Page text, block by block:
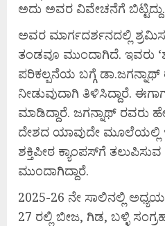
ಅದು ಅವರ ವಿವೇಚನೆಗೆ ಬಿಟ್ಟಿದ್ದು.
ಅವರ ಮಾರ್ಗದರ್ಶನದಲ್ಲಿ
ತಂಡವೂ ಮುಂದಾಗಿದೆ. ಇವರು
ಪರಿಕಲ್ಪನೆಯ ಬಗ್ಗೆ
ನೀಡುವುದಾಗಿ ತಿಳಿಸಿದ್ದಾರೆ.
ಮಾಡಿದ್ದಾರೆ. ಜಗನ್ನಾಥ್ ರವರು
ದೇಶದ ಯಾವುದೇ ಮೂಲೆಯಲ್ಲಿ
ಶಕ್ತಿಪೀಠ ಕ್ಯಾಂಪಸ್‌ಗೆ
ಮುಂದಾಗಿದ್ದಾರೆ.
2025-26 ನೇ ಸಾಲಿನಲ್ಲಿ
27 ರಲ್ಲಿ ಬೀಜ, ಗಿಡ, ಬಳ್ಳಿ